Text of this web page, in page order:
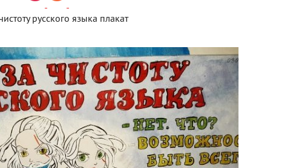
русского языка плакат